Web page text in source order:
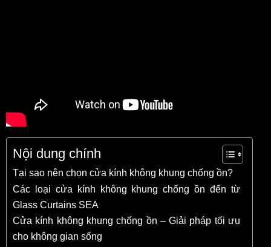
Nội dung chính
Tại sao nên chọn cửa kính không khung chống ồn?
Các loại cửa kính không khung chống ồn đến từ
Glass Curtains SEA
Cửa kính không khung chống ồn – Giải pháp tối ưu
cho không gian sống